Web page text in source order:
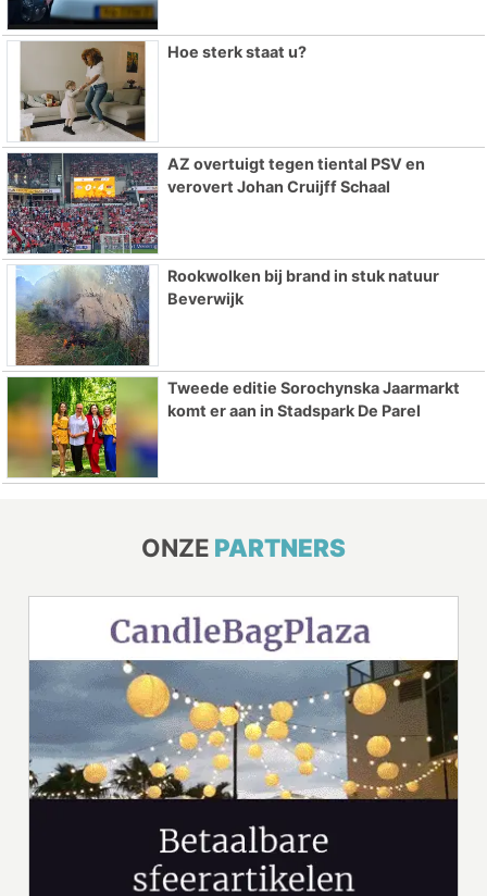
Hoe sterk staat u?
AZ overtuigt tegen tiental PSV en
verovert Johan Cruijff Schaal
Rookwolken bij brand in stuk natuur
Beverwijk
Tweede editie Sorochynska Jaarmarkt
komt er aan in Stadspark De Parel
ONZE PARTNERS